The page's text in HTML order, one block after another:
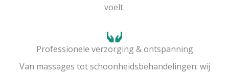
voelt.
Professionele verzorging & ontspanning
Van massages tot schoonheidsbehandelingen: wij